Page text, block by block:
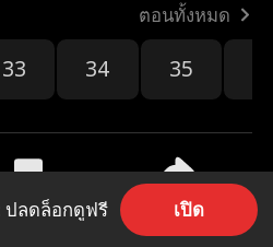
ตอนทั้งหมด
33 34 35
790 แชร์
ปลดล็อกดูฟรี เปิด